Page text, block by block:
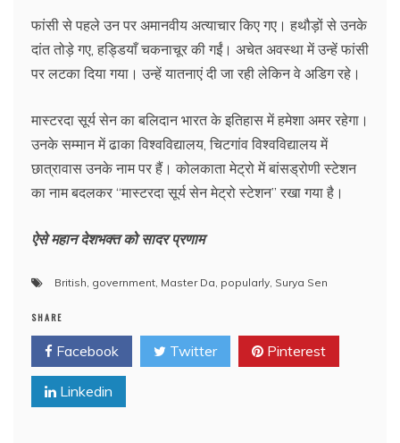
फांसी से पहले उन पर अमानवीय अत्याचार किए गए। हथौड़ों से उनके
दांत तोड़े गए, हड्डियाँ चकनाचूर की गईं। अचेत अवस्था में उन्हें फांसी
पर लटका दिया गया। उन्हें यातनाएं दी जा रही लेकिन वे अडिग रहे।
मास्टरदा सूर्य सेन का बलिदान भारत के इतिहास में हमेशा अमर रहेगा।
उनके सम्मान में ढाका विश्वविद्यालय, चिटगांव विश्वविद्यालय में
छात्रावास उनके नाम पर हैं। कोलकाता मेट्रो में बांसड्रोणी स्टेशन
का नाम बदलकर “मास्टरदा सूर्य सेन मेट्रो स्टेशन” रखा गया है।
ऐसे महान देशभक्त को सादर प्रणाम
British government Master Da popularly Surya Sen
SHARE
Facebook Twitter Pinterest
Linkedin